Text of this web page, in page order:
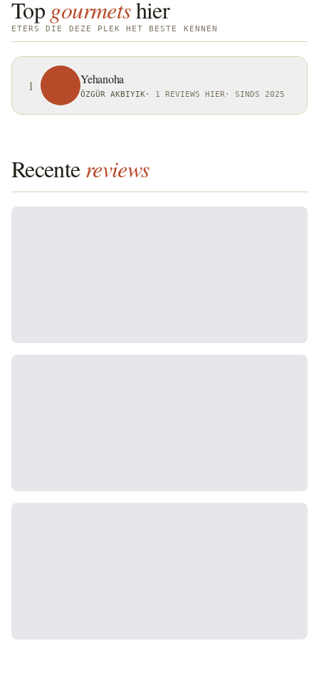
Top gourmetshier
ETERS DIE DEZE PLEK HET BESTE KENNEN
1 Yehanoha
ÖZGÜR AKBIYIK · 1 REVIEWS HIER · SINDS 2025
Recentereviews